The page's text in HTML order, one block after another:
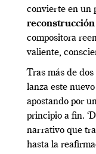
convierte en un
compositora
valiente,
Tras más de
lanza este
apostando por
principio a fin.
narrativo que
hasta la